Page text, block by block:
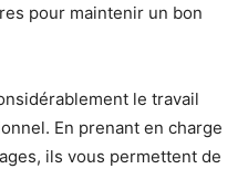
pour maintenir un bon
le travail
En prenant en charge
ils vous permettent de